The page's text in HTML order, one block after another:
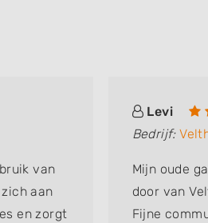
van
aan
en zorgt
Levi
Bedrijf:
Mijn oude
door van
Fijne